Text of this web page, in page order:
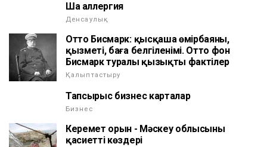
Шаң аллергия
Денсаулық
Отто Бисмарк: қысқаша өмірбаяны,
қызметі, баға белгіленімі. Отто фон
Бисмарк туралы қызықты фактілер
Қалыптастыру
Тапсырыс бизнес карталар
Бизнес
Керемет орын - Мәскеу облысының
қасиетті көздері